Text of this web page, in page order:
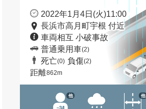
2022年1月4日(火)11:00
長浜市高月町宇根 付近
車両相互 小破事故
普通乗用車(2)
死亡(0) 負傷(2)
距離862m
他 他